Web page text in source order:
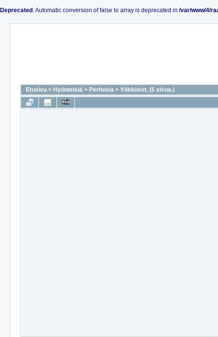
Deprecated : Automatic conversion of false to array is deprecated in /var/www/4/
Etusivu > Hyönteisiä > Perhosia > Yökköset, (5 sivua.)